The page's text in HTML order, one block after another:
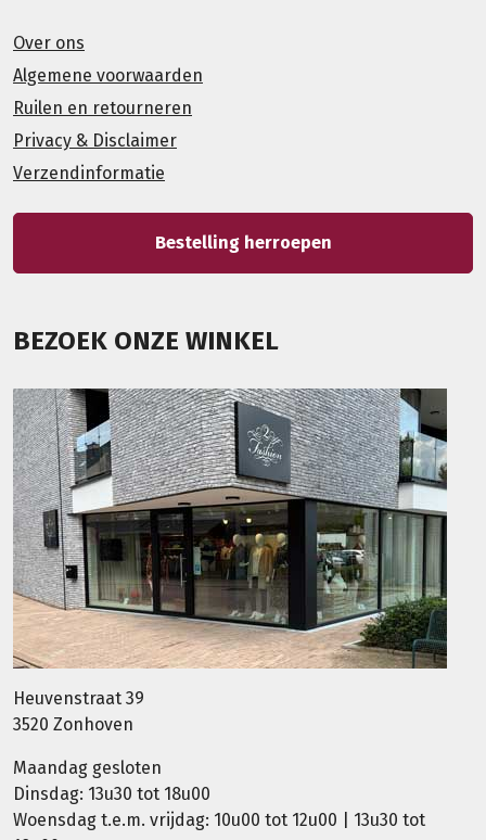
Over ons
Algemene voorwaarden
Ruilen en retourneren
Privacy & Disclaimer
Verzendinformatie
Bestelling herroepen
BEZOEK ONZE WINKEL
Heuvenstraat 39
3520 Zonhoven
Maandag gesloten
Dinsdag: 13u30 tot 18u00
Woensdag t.e.m. vrijdag: 10u00 tot 12u00 | 13u30 tot